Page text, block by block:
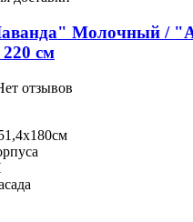
Молочный /
см
отзывов